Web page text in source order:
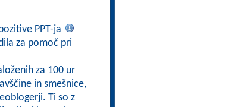
PPT-ja
za pomoč pri
za 100 ur
in smešnice,
Ti so z